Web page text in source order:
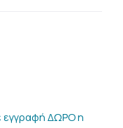
εγγραφή ΔΩΡΟ η